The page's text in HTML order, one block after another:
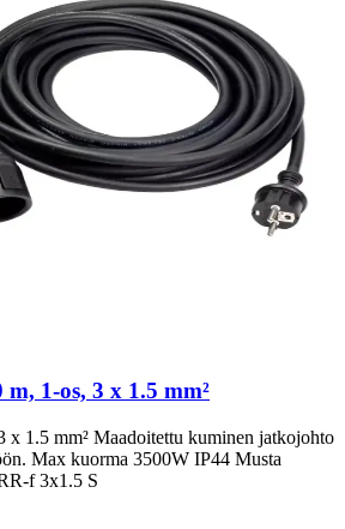
1-os, 3 x 1.5 mm²
x 1.5 mm² Maadoitettu kuminen jatkojohto
Max kuorma 3500W IP44 Musta
f 3x1.5 S